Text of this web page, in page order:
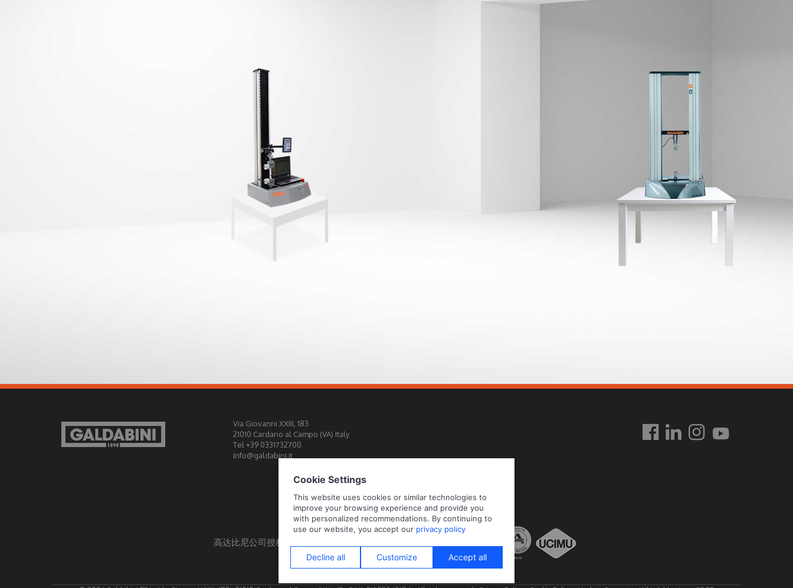
Via Giovanni XXIII, 183
21010 Cardano al Campo (VA) Italy
Tel +39 0331732700
info@galdabini.it
高达比尼公司授权为官方标定中心EA, IAF, ILAC